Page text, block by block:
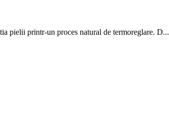
pielii printr-un proces natural de termoreglare. D...